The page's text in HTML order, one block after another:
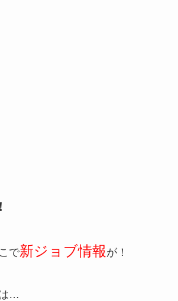
で新ジョブ情報が！
…